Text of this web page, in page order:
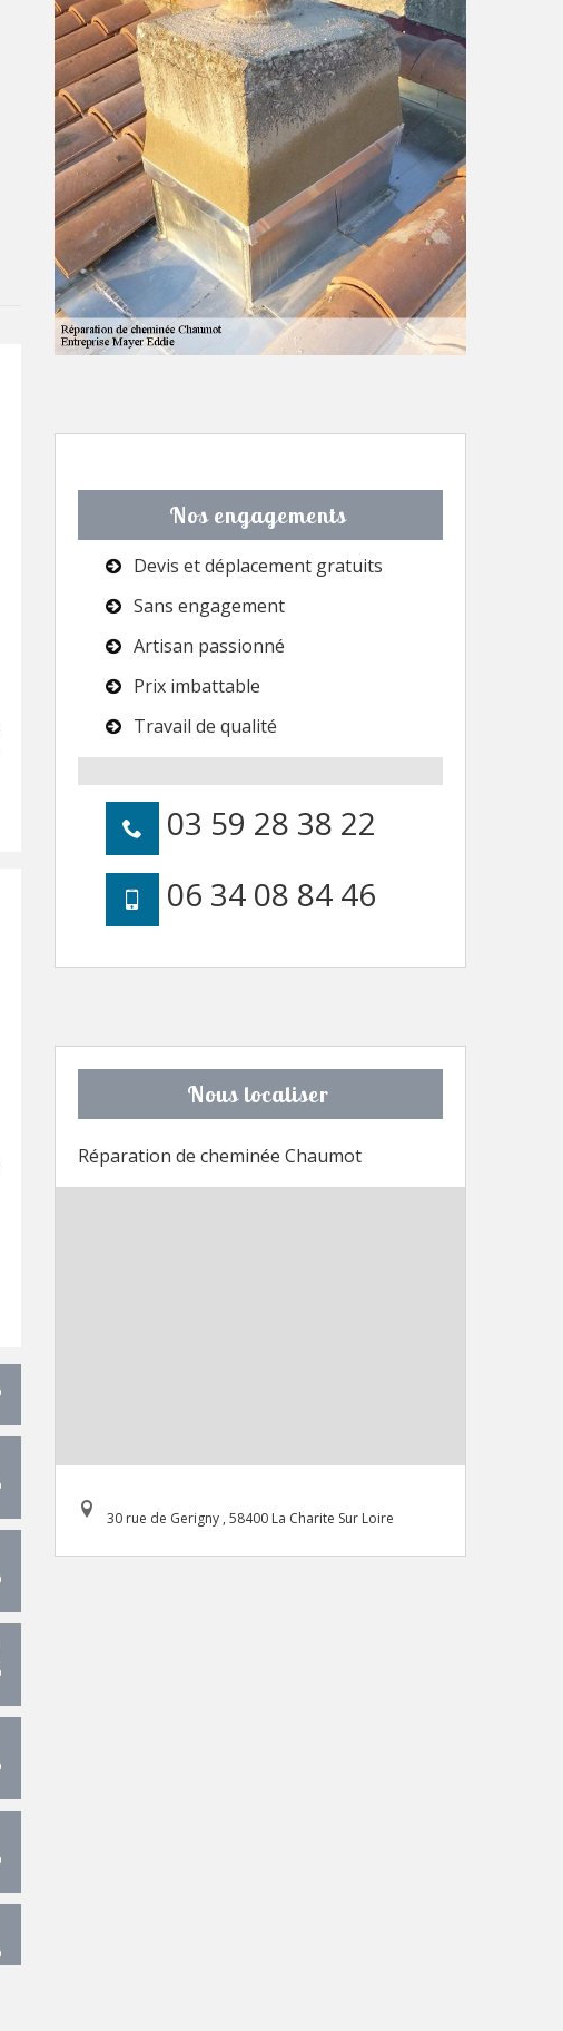
Nos engagements
Devis et déplacement gratuits
Sans engagement
Artisan passionné
Prix imbattable
Travail de qualité
03 59 28 38 22
06 34 08 84 46
Nous localiser
Réparation de cheminée Chaumot
30 rue de Gerigny , 58400 La Charite Sur Loire